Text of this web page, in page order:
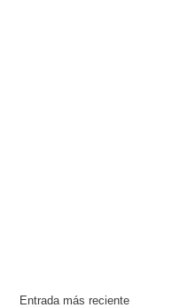
Entrada más reciente